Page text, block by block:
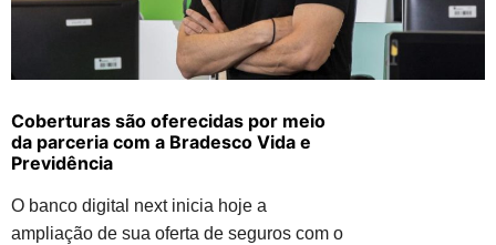
Coberturas são oferecidas por meio
da parceria com a Bradesco Vida e
Previdência
O banco digital next inicia hoje a
ampliação de sua oferta de seguros com o